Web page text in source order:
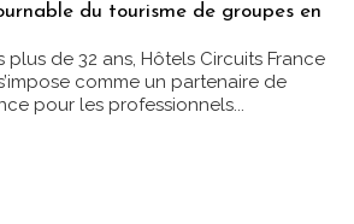
du tourisme de groupes en
plus de 32 ans, Hôtels Circuits France
comme un partenaire de
pour les professionnels...